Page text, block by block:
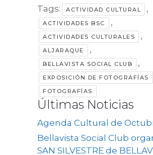
Tags: ACTIVIDAD CULTURAL ,
ACTIVIDADES BSC ,
ACTIVIDADES CULTURALES ,
ALJARAQUE ,
BELLAVISTA SOCIAL CLUB ,
EXPOSICIÓN DE FOTOGRAFÍAS
FOTOGRAFÍAS
Últimas Noticias
Agenda Cultural de
Bellavista Social Club
SAN SILVESTRE de